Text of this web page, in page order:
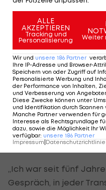
Karriere wieder in
ist der ehemalige
näher gekommen.
besonderer.
Seit fünf Jahren mit
„Es ist für ihn eine
seiner Visitenkarte
seinen Schützling. Vor
sich der Wechsel auch
„Ich war seit fünf
Gespräch, in jeder
ALLE
AKZEPTIEREN
Tracking und
Personalisierung
Weiter
Wir und unsere 186 Partner
Ihre IP-Adresse und Browser-
Speichern von oder Zugriff auf
Personalisierte Werbung und
der Performance von Inhalten,
und Verbesserung von
Diese Zwecke können unter
und Identifikation durch Scannen
Manche Partner verwenden für
Interesse als Rechtsgrundlage
dazu, sowie die Möglichkeit Ihr
verfügbar: unsere 186 Partner
Impressum|Datenschutzrichtlinie